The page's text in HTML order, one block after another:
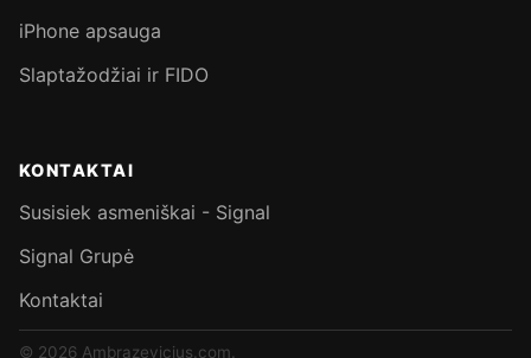
iPhone apsauga
Slaptažodžiai ir FIDO
KONTAKTAI
Susisiek asmeniškai - Signal
Signal Grupė
Kontaktai
© 2026 Ambrazevicius.com.